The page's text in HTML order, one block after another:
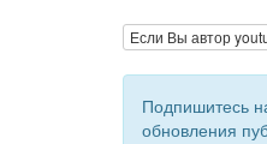
Если Вы автор
Подпишитесь
обновления